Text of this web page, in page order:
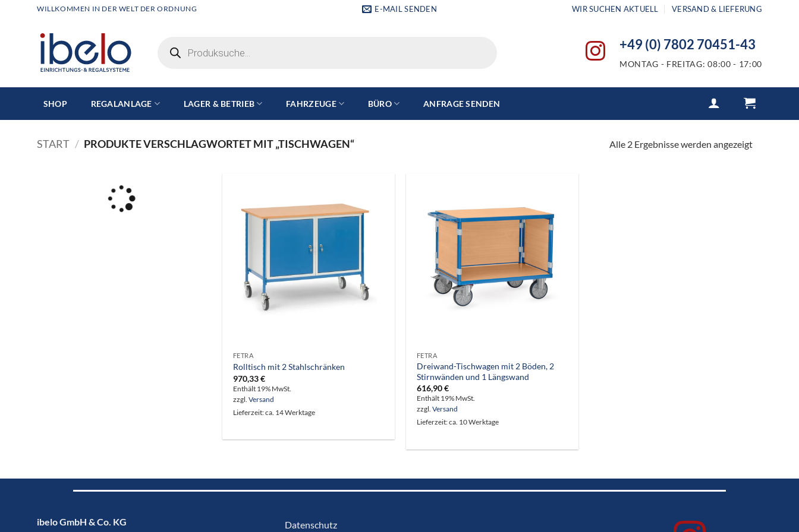
WILLKOMMEN IN DER WELT DER ORDNUNG E-MAIL SENDEN WIR SUCHEN AKTUELL VERSAND & LIEFERUNG
search
+49 (0) 7802 70451-43
MONTAG - FREITAG: 08:00 - 17:00
SHOP REGALANLAGE LAGER & BETRIEB FAHRZEUGE BÜRO ANFRAGE SENDEN
START / PRODUKTE VERSCHLAGWORTET MIT „TISCHWAGEN“ Alle 2 Ergebnisse werden angezeigtNach
FETRA
Rolltisch mit 2 Stahlschränken
970,33€
Enthält 19% MwSt.
zzgl. Versand
Lieferzeit: ca. 14 Werktage
FETRA
Dreiwand-Tischwagen mit 2 Böden, 2
Stirnwänden und 1 Längswand
616,90€
Enthält 19% MwSt.
zzgl. Versand
Lieferzeit: ca. 10 Werktage
ibelo GmbH & Co. KG
Datenschutz